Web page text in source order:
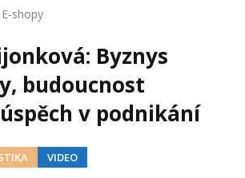
E-shopy
Byznys
budoucnost
v podnikání
VIDEO